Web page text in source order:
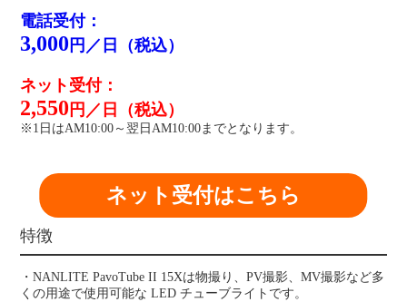
電話受付：
3,000 円／日（税込）
ネット受付：
2,550 円／日（税込）
※1日はAM10:00～翌日AM10:00までとなります。
ネット受付はこちら
特徴
・NANLITE PavoTube II 15Xは物撮り、PV撮影、MV撮影など多
くの用途で使用可能な LED チューブライトです。